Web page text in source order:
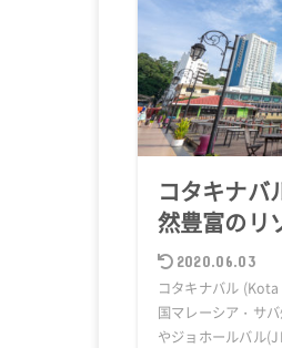
コタキナバ
然豊富のリ
2020.06.03
コタキナバル
国マレーシア・サ
やジョホールバル